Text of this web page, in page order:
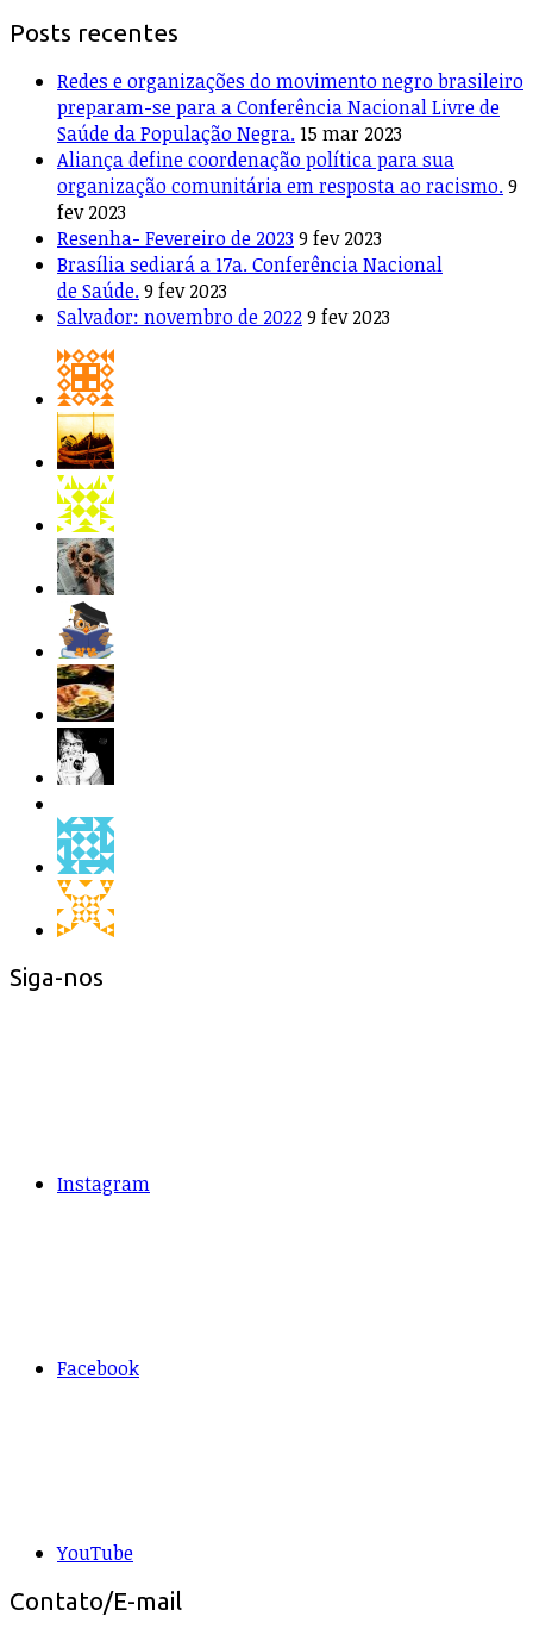
Posts recentes
Redes e organizações do movimento negro brasileiro
preparam-se para a Conferência Nacional Livre de
Saúde da População Negra.15 mar 2023
Aliança define coordenação política para sua
organização comunitária em resposta ao racismo.9
fev 2023
Resenha- Fevereiro de 2023 9 fev 2023
Brasília sediará a 17a. Conferência Nacional
de Saúde.9 fev 2023
Salvador: novembro de 20229 fev 2023
Siga-nos
Instagram
Facebook
YouTube
Contato/E-mail